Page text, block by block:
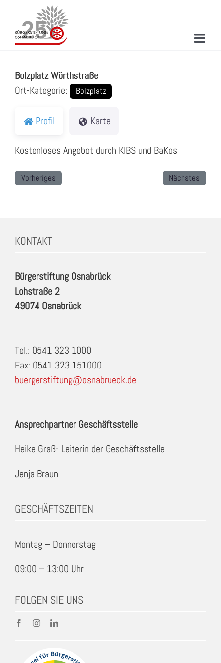
springen
KONTAKT
Bolzplatz Wörthstraße
Ort-Kategorie:
Bolzplatz
Profil Karte
Kostenloses Angebot durch KIBS und BaKos
Vorheriges Nächstes
KONTAKT
Bürgerstiftung Osnabrück
Lohstraße 2
49074 Osnabrück
Tel.: 0541 323 1000
Fax: 0541 323 151000
buergerstiftung@osnabrueck.de
Ansprechpartner Geschäftsstelle
Heike Graß- Leiterin der Geschäftsstelle
Jenja Braun
GESCHÄFTSZEITEN
Montag – Donnerstag
09:00 – 13:00 Uhr
FOLGEN SIE UNS